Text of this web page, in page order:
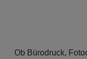
Ob Bürodruck,